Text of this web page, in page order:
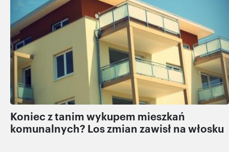
Koniec z tanim wykupem mieszkań
komunalnych? Los zmian zawisł na włosku